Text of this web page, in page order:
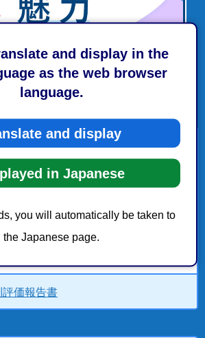
and display in the
as the web browser
language.
and display
in Japanese
you will automatically be taken to
the Japanese page.
理本部
価報告書